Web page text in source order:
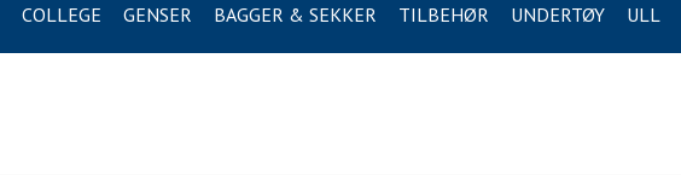
COLLEGE GENSER BAGGER & SEKKER TILBEHØR UNDERTØY ULL